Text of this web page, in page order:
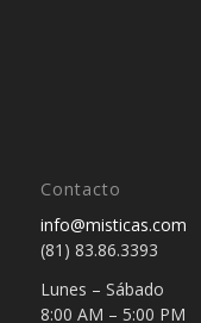
Contacto
info@misticas.com
(81) 83.86.3393
Lunes – Sábado
8:00 AM – 5:00 PM